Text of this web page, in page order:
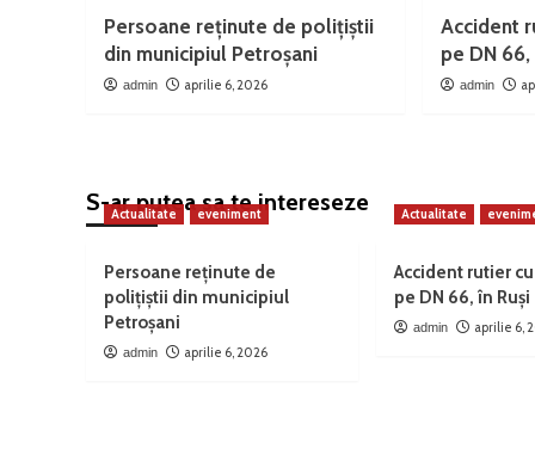
Persoane reținute de polițiștii
din municipiul Petroșani
admin aprilie 6, 2026
Accident
pe DN 66,
admin
S-ar putea sa te intereseze
Actualitate eveniment
Persoane reținute de
polițiștii din municipiul
Petroșani
admin aprilie 6, 2026
Actualitate
Accident rutier
pe DN 66, în Ruși
admin aprilie 6,